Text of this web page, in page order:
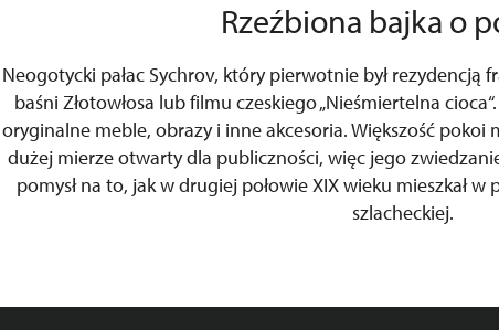
Rzeźbiona bajka o
Neogotycki pałac Sychrov, który pierwotnie był rezydencją
baśni Złotowłosa lub filmu czeskiego „Nieśmiertelna
oryginalne meble, obrazy i inne akcesoria. Większość pokoi
dużej mierze otwarty dla publiczności, więc jego
pomysł na to, jak w drugiej połowie XIX wieku mieszkał
szlacheckiej.